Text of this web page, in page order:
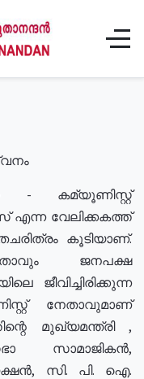
- കമ്യൂണിസ്റ്റ്
എന്ന വേലിക്കകത്ത്
കൂടിയാണ്.
ജനപക്ഷ
ജീവിച്ചിരിക്കുന്ന
നേതാവുമാണ്
മുഖ്യമന്ത്രി ,
സാമാജികൻ,
സി. പി. ഐ.